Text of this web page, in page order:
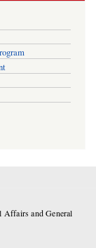
and General